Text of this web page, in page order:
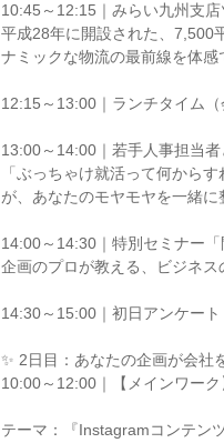
10:45～12:15｜みらい九州支店
平成28年に開設された、7,500
ナミックな物流の最前線を体感
12:15～13:00｜ランチタイム
13:00～14:00｜若手人事担当者
「ぶっちゃけ就活って何から
が、あなたのモヤモヤを一緒に
14:00～14:30｜特別セミナー「
企画のプロが教える、ビジネス
14:30～15:00｜初日アンケート
✨ 2日目：あなたの企画が会社
10:00～12:00｜【メインワーク
テーマ：『Instagramコンテン